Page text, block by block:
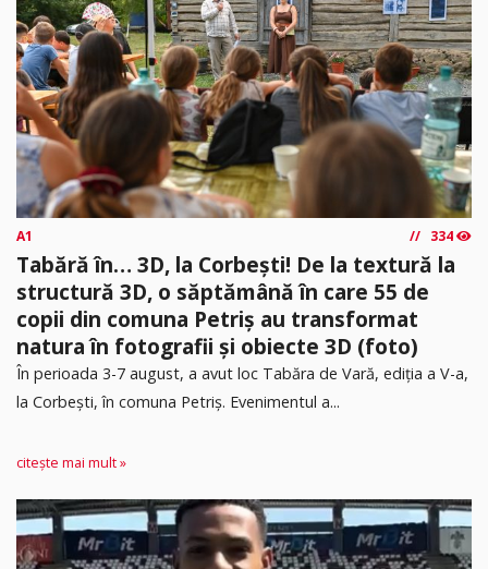
A1 334
Tabără în… 3D, la Corbești! De la textură la
structură 3D, o săptămână în care 55 de
copii din comuna Petriș au transformat
natura în fotografii și obiecte 3D (foto)
În perioada 3-7 august, a avut loc Tabăra de Vară, ediția a V-a,
la Corbești, în comuna Petriș. Evenimentul a...
citește mai mult »